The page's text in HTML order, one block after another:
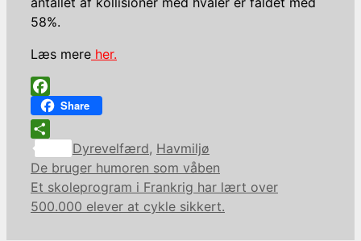
58%.
Læs mere her.
Facebook
Share
Share
Kategorier
Dyrevelfærd, Havmiljø
De bruger humoren som våben
Et skoleprogram i Frankrig har lært over
500.000 elever at cykle sikkert.